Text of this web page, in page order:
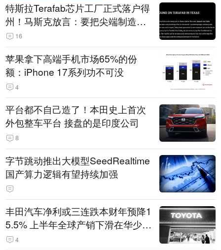
特斯拉Terafab芯片工厂正式落户得
州！马斯克放言：要把尖端制造带
回美国
16
苹果拿下高端手机市场65%的份
额：iPhone 17系列功不可没
4
平台都不自己造了！本田史上首次
外包整车平台 接盘的是印度公司
8
字节跳动推出大模型SeedRealtime
国产算力逻辑有望持续加强
丰田汽车净利或三连跌本财年预降1
5.5% 上半年全球产销下滑在华少卖
14.3万辆
4